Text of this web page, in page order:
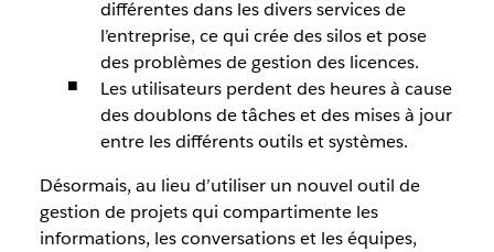
différentes dans les divers services de
l’entreprise, ce qui crée des silos et pose
des problèmes de gestion des licences.
Les utilisateurs perdent des heures à cause
des doublons de tâches et des mises à jour
entre les différents outils et systèmes.
Désormais, au lieu d’utiliser un nouvel outil de
gestion de projets qui compartimente les
informations, les conversations et les équipes,